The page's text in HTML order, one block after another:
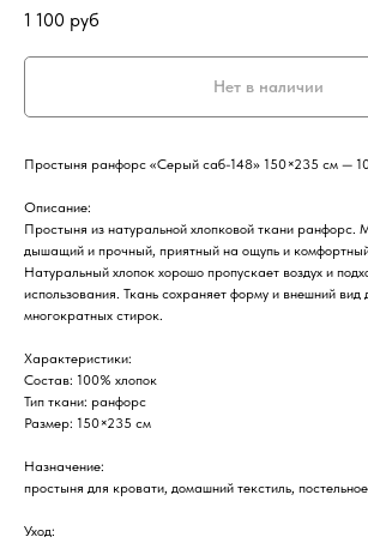
1 100 руб
Нет в наличии
Простыня ранфорс «Серый саб-148» 150×235 см —
Описание:
Простыня из натуральной хлопковой ткани ранфорс.
дышащий и прочный, приятный на ощупь и
Натуральный хлопок хорошо пропускает воздух и
использования. Ткань сохраняет форму и внешний вид
многократных стирок.
Характеристики:
Состав: 100% хлопок
Тип ткани: ранфорс
Размер: 150×235 см
Назначение:
простыня для кровати, домашний текстиль,
Уход: